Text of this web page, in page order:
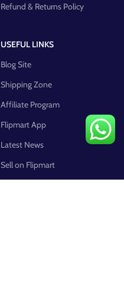
Refund & Returns Policy
USEFUL LINKS
Blog Site
Shipping Zone
Affiliate Program
Flipmart App
Latest News
Sell on Flipmart